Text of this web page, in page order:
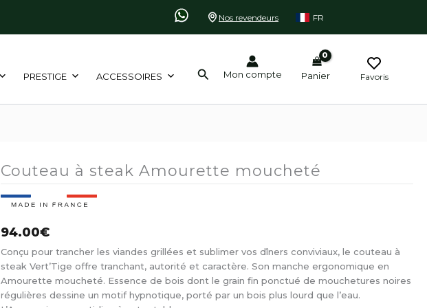
Nos revendeurs FR
PRESTIGE ACCESSOIRES Rechercher
Mon compte Panier Favoris
Couteau à steak Amourette moucheté
94.00€
Conçu pour trancher les viandes grillées et sublimer vos dîners conviviaux, le couteau à
steak Vert’Tige offre tranchant, autorité et caractère. Son manche ergonomique en
Amourette moucheté. Essence de bois dont le grain fin ponctué de mouchetures noires
régulières dessine un motif hypnotique, porté par un bois plus lourd que l’eau.